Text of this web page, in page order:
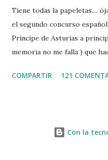
Tiene todas la papeletas....
el segundo concurso
Príncipe de Asturias a
memoria no me falla ) que
mundo mundial...
COMPARTIR 121
Con la